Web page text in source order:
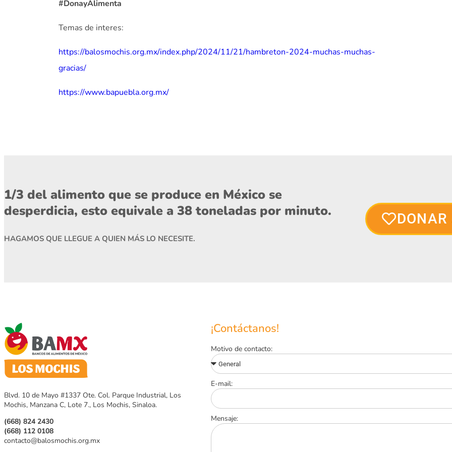
#DonayAlimenta
Temas de interes:
https://balosmochis.org.mx/index.php/2024/11/21/hambreton-2024-muchas-muchas-
gracias/
https://www.bapuebla.org.mx/
1/3 del alimento que se produce en México se
desperdicia, esto equivale a 38 toneladas por minuto.
HAGAMOS QUE LLEGUE A QUIEN MÁS LO NECESITE.
Blvd. 10 de Mayo #1337 Ote. Col. Parque Industrial, Los
Mochis, Manzana C, Lote 7., Los Mochis, Sinaloa.
(668) 824 2430
(668) 112 0108
contacto@balosmochis.org.mx
¡Contáctanos!
Motivo de contacto:
E-mail:
Mensaje: